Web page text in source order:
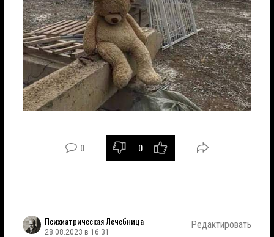
0 0
Психиатрическая Лечебница
28.08.2023 в 16:31
Редактировать